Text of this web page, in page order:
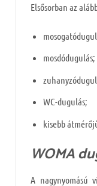
Elsősorban az
mosdódugulás;
WC-dugulás;
kisebb
WOMA
A nagynyomású